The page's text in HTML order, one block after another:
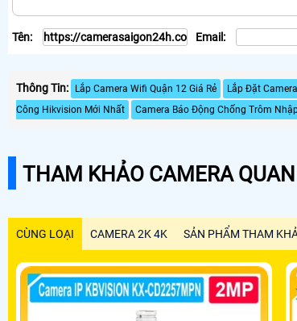
Tên: Email:
Thông Tin: Lắp Camera Wifi Quận 12 Giá Rẻ Lắp Đặt
Công Hikvision Mới Nhất
Camera Báo Động Chống Trôm
THAM KHẢO CAMERA QUAN
CÙNG LOẠI CAMERA 2K 4K SẢN PHẨM THAM